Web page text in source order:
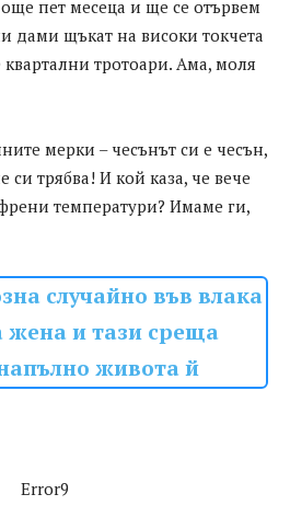
пет месеца и ще се отървем
дами щъкат на високи токчета
тротоари. Ама, моля
мерки – чесънът си е чесън,
трябва! И кой каза, че вече
температури? Имаме ги,
случайно във влака
жена и тази среща
живота й
Error9